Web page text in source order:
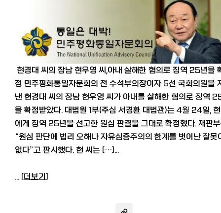
현경대 씨의 장남 현우영 씨,아내 살해한 혐의로 징역 25년을
정 민주평화통일자문회의 전 수석부의장이자 5선 국회의원을
낸 현경대 씨의 장남 현우영 씨가 아내를 살해한 혐의로 징역
을 확정받았다. 대법원 1부(주심 서경환 대법관)는 4월 24일,
에게 징역 25년을 선고한 원심 판결을 그대로 확정했다. 재판
“원심 판단에 법리 오해나 자유심증주의의 한계를 벗어난 잘못
없다”고 판시했다. 현 씨는 […]...
... [더보기 ]